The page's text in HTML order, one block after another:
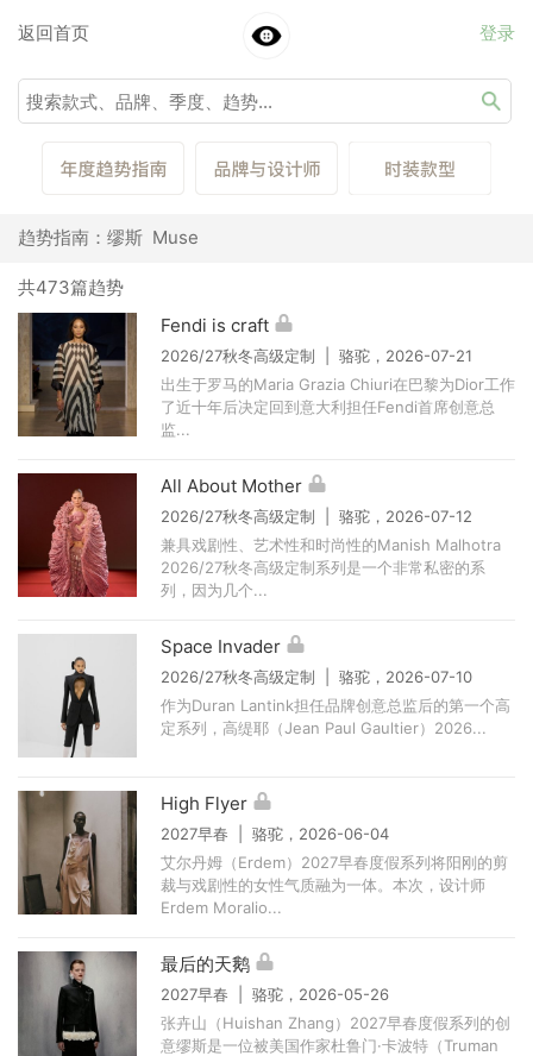
返回首页 登录
趋势指南：缪斯 Muse
共473篇趋势
Fendi is craft
2026/27秋冬高级定制 | 骆驼，2026-07-21
出生于罗马的Maria Grazia Chiuri在巴黎为Dior工作
了近十年后决定回到意大利担任Fendi首席创意总
监...
All About Mother
2026/27秋冬高级定制 | 骆驼，2026-07-12
兼具戏剧性、艺术性和时尚性的Manish Malhotra
2026/27秋冬高级定制系列是一个非常私密的系
列，因为几个...
Space Invader
2026/27秋冬高级定制 | 骆驼，2026-07-10
作为Duran Lantink担任品牌创意总监后的第一个高
定系列，高缇耶（Jean Paul Gaultier）2026...
High Flyer
2027早春 | 骆驼，2026-06-04
艾尔丹姆（Erdem）2027早春度假系列将阳刚的剪
裁与戏剧性的女性气质融为一体。本次，设计师
Erdem Moralio...
最后的天鹅
2027早春 | 骆驼，2026-05-26
张卉山（Huishan Zhang）2027早春度假系列的创
意缪斯是一位被美国作家杜鲁门·卡波特（Truman